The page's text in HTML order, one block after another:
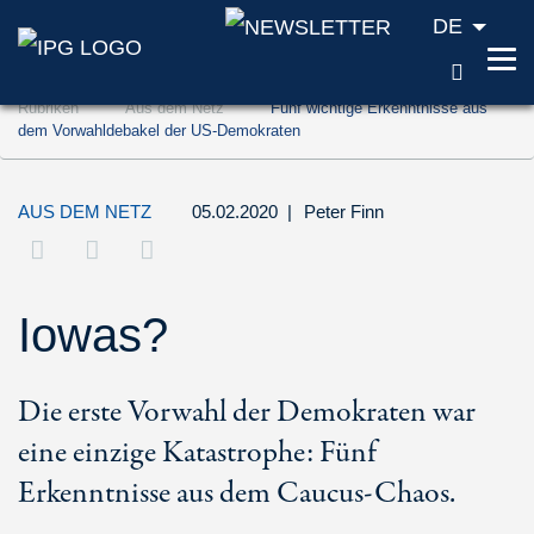
Zum Inhalt springen (Accesskey '1')
Zur Suche springen (Accesskey '2')
DE
Rubriken Aus dem Netz
Fünf wichtige Erkenntnisse aus
dem Vorwahldebakel der US-Demokraten
AUS DEM NETZ 05.02.2020 | Peter Finn
Iowas?
Die erste Vorwahl der Demokraten war
eine einzige Katastrophe: Fünf
Erkenntnisse aus dem Caucus-Chaos.